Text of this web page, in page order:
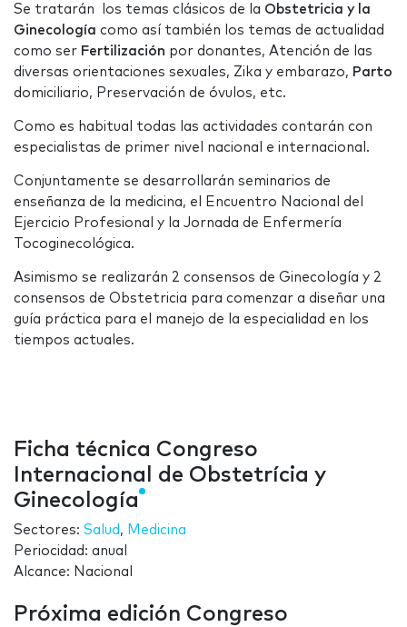
Se tratarán los temas clásicos de la Obstetricia y la
Ginecología como así también los temas de actualidad
como ser Fertilización por donantes, Atención de las
diversas orientaciones sexuales, Zika y embarazo, Parto
domiciliario, Preservación de óvulos, etc.
Como es habitual todas las actividades contarán con
especialistas de primer nivel nacional e internacional.
Conjuntamente se desarrollarán seminarios de
enseñanza de la medicina, el Encuentro Nacional del
Ejercicio Profesional y la Jornada de Enfermería
Tocoginecológica.
Asimismo se realizarán 2 consensos de Ginecología y 2
consensos de Obstetricia para comenzar a diseñar una
guía práctica para el manejo de la especialidad en los
tiempos actuales.
Ficha técnica Congreso
Internacional de Obstetrícia y
Ginecología
Sectores: Salud , Medicina
Periocidad: anual
Alcance: Nacional
Próxima edición Congreso